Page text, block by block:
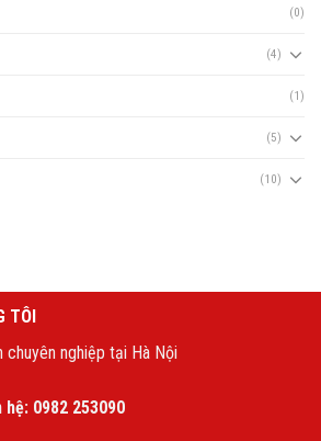
(0)
(4)
(1)
(5)
(10)
TÔI
nghiệp tại Hà Nội
hệ: 0982 253090